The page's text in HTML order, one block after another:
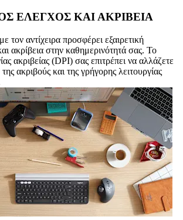
ΕΛΕΓΧΟΣ ΚΑΙ ΑΚΡΙΒΕΙΑ
τον αντίχειρα προσφέρει εξαιρετική
ακρίβεια στην καθημερινότητά σας. Το
ακριβείας (DPI) σας επιτρέπει να αλλάζετε
ακριβούς και της γρήγορης λειτουργίας